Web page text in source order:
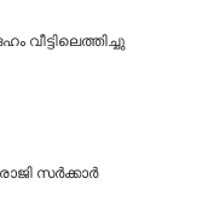
വീട്ടിലെത്തിച്ചു
സർക്കാർ